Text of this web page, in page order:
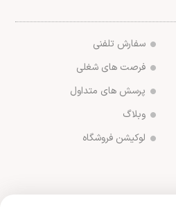
سفارش تلفنی
فرصت های شغلی
پرسش های متداول
وبلاگ
لوکیشن فروشگاه